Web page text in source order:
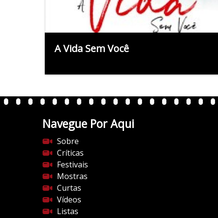
A Vida Sem Você
Navegue Por Aqui
Sobre
Críticas
Festivais
Mostras
Curtas
Vídeos
Listas